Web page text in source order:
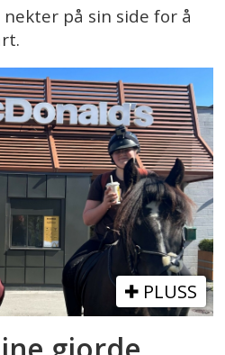
på sin side for å
PLUSS